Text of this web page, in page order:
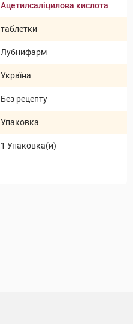
Ацетилсаліцилова кислота
таблетки
Лубнифарм
Україна
Без рецепту
Упаковка
1 Упаковка(и)